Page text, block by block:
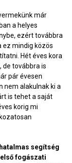
már
a helyes
ezért továbbra
ez mindig közös
Hét éves kora
de továbbra is
pár évesen
nem alakulnak ki a
is tehet a saját
korig mi
segítség
első fogászati